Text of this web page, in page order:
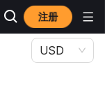
注册
USD